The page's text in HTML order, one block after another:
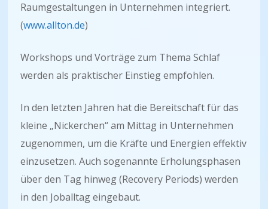
Raumgestaltungen in Unternehmen integriert.
(www.allton.de)
Workshops und Vorträge zum Thema Schlaf
werden als praktischer Einstieg empfohlen.
In den letzten Jahren hat die Bereitschaft für das
kleine „Nickerchen“ am Mittag in Unternehmen
zugenommen, um die Kräfte und Energien effektiv
einzusetzen. Auch sogenannte Erholungsphasen
über den Tag hinweg (Recovery Periods) werden
in den Joballtag eingebaut.